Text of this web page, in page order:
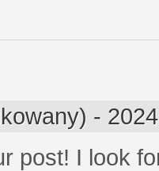
-
post! I look